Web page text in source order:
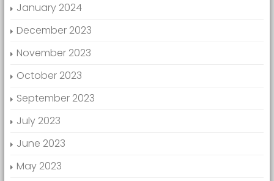
January 2024
December 2023
November 2023
October 2023
September 2023
July 2023
June 2023
May 2023